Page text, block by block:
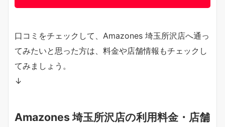
口コミをチェックして、Amazones 埼玉所沢店へ通っ
てみたいと思った方は、料金や店舗情報もチェックし
てみましょう。
↓
Amazones 埼玉所沢店の利用料金・店舗